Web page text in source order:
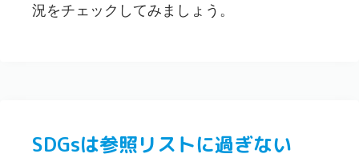
況をチェックしてみましょう。
SDGsは参照リストに過ぎない